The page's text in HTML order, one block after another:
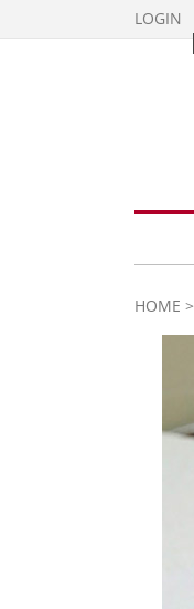
LOGIN
HOME >